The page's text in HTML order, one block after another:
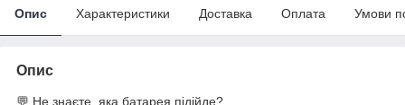
Опис Характеристики Доставка Оплата Умови
Опис
💬 Не знаєте, яка батарея підійде?